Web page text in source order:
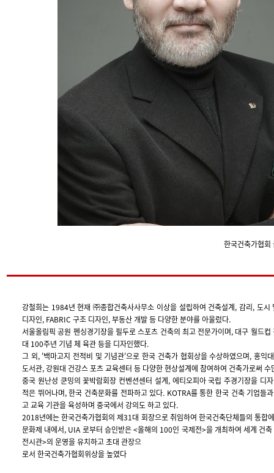
한국건축가협회
강철희는 1984년 현재 ㈜종합건축사사무소 이상을 설립하여 건축설계, 감리, 도시
디자인, FABRIC 구조 디자인, 부동산 개발 등 다양한 분야를 아울렀다.
서울올림픽 공원 펜싱경기장을 필두로 스포츠 건축의 최고 전문가이며, 대구 월드
대 100주년 기념 체 육관 등을 디자인했다.
그 외, '백마고지 전적비 및 기념관'으로 한국 건축가 협회상을 수상하였으며, 홍익
도서관, 강원대 건강스 포츠 교육센터 등 다양한 현상설계에 참여하여 건축가로써
중국 원난성 쿤밍의 꽃박람회장 컨벤션센터 설계, 에티오피아 국립 주경기장을 디
적은 뛰어나며, 한국 건축문화를 전파하고 있다. KOTRA를 통한 한국 건축 기업들
고 교육 기관을 육성하며 중국에서 강의도 하고 있다.
2018년에는 한국건축가협회의 제31대 회장으로 취임하여 한국건축단체들의 통합
문화제 내에서, UIA 로부터 승인받은 <올해의 100인 국제전>을 개최하여 세계 건
전시관>의 운영을 유치하고 초대 관장으
로서 한국건축가협회위상을 높였다